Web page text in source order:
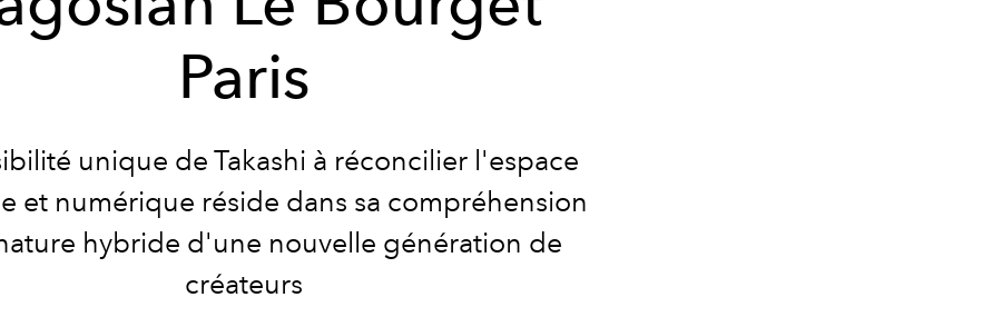
Paris
unique de Takashi à réconcilier l'espace
et numérique réside dans sa compréhension
hybride d'une nouvelle génération de
créateurs